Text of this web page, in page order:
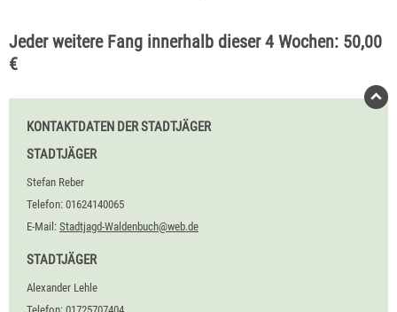
Jeder weitere Fang innerhalb dieser 4 Wochen: 50,00
€
KONTAKTDATEN DER STADTJÄGER
STADTJÄGER
Stefan Reber
Telefon: 01624140065
E-Mail: Stadtjagd-Waldenbuch@web.de
STADTJÄGER
Alexander Lehle